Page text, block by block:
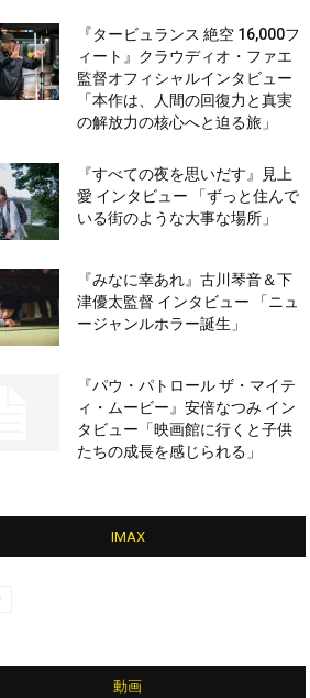
『タービュランス 絶空 16,000フ
ィート』クラウディオ・ファエ
監督オフィシャルインタビュー
「本作は、人間の回復力と真実
の解放力の核心へと迫る旅」
『すべての夜を思いだす』見上
愛 インタビュー 「ずっと住んで
いる街のような大事な場所」
『みなに幸あれ』古川琴音＆下
津優太監督 インタビュー 「ニュ
ージャンルホラー誕生」
『パウ・パトロール ザ・マイテ
ィ・ムービー』安倍なつみ イン
タビュー「映画館に行くと子供
たちの成長を感じられる」
IMAX
動画